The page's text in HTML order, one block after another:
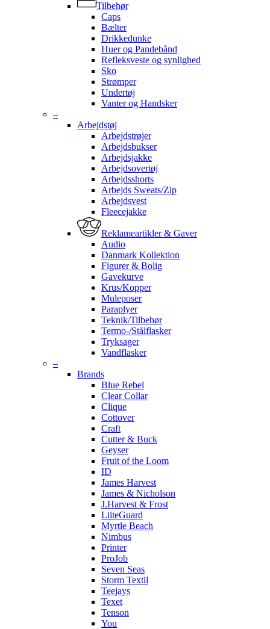
Tilbehør
Caps
Bælter
Drikkedunke
Huer og Pandebånd
Refleksveste og synlighed
Sko
Strømper
Undertøj
Vanter og Handsker
–
Arbejdstøj
Arbejdstrøjer
Arbejdsbukser
Arbejdsjakke
Arbejdsovertøj
Arbejdsshorts
Arbejds Sweats/Zip
Arbejdsvest
Fleecejakke
Reklameartikler & Gaver
Audio
Danmark Kollektion
Figurer & Bolig
Gavekurve
Krus/Kopper
Muleposer
Paraplyer
Teknik/Tilbehør
Termo-/Stålflasker
Tryksager
Vandflasker
–
Brands
Blue Rebel
Clear Collar
Clique
Cottover
Craft
Cutter & Buck
Geyser
Fruit of the Loom
ID
James Harvest
James & Nicholson
J.Harvest & Frost
LiiteGuard
Myrtle Beach
Nimbus
Printer
ProJob
Seven Seas
Storm Textil
Teejays
Texet
Tenson
You